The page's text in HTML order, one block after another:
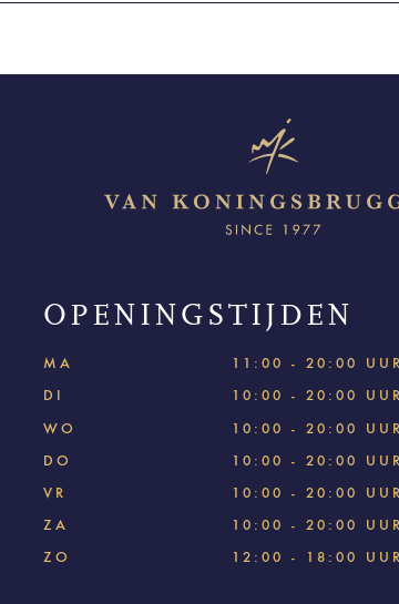
OPENINGSTIJDEN
MA
11:00 - 20:00 UUR
DI
10:00 - 20:00 UUR
WO
10:00 - 20:00 UUR
DO
10:00 - 20:00 UUR
VR
10:00 - 20:00 UUR
ZA
10:00 - 20:00 UUR
ZO
12:00 - 18:00 UUR